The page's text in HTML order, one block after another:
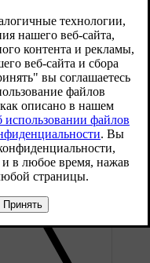
как это
поддержки Volvo.